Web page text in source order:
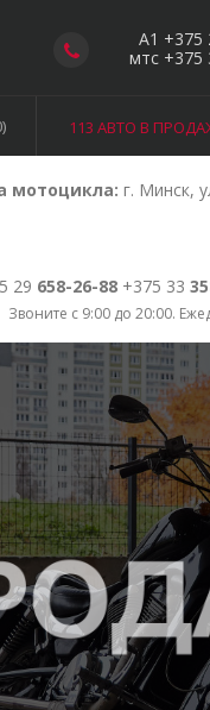
A1 +375
мтс +375
113 АВТО В
)
мотоцикла: г. Минск,
29 658-26-88 +375 33
Звоните с 9:00 до 20:00.